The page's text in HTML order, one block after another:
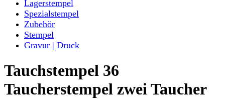
Lagerstempel
Spezialstempel
Zubehör
Stempel
Gravur | Druck
Tauchstempel 36
Taucherstempel zwei Taucher